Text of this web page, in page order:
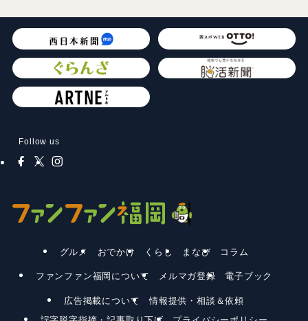
Follow us
グルメ おでかけ くらし まなび コラム
ファンファン福岡について メルマガ登録 電子ブック
広告掲載について
情報提供・相談＆依頼